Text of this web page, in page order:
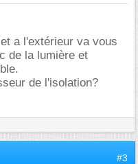
a l'extérieur va vous
de la lumière et
de l'isolation?
#3